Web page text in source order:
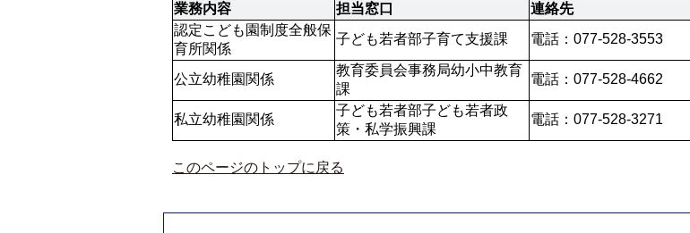
業務内容
担当窓口
連絡先
認定こども園制度全般保
育所関係
子ども若者部子育て支援課 電話：077-528-3553
公立幼稚園関係
教育委員会事務局幼小中教育
課
電話：077-528-4662
私立幼稚園関係
子ども若者部子ども若者政
策・私学振興課
電話：077-528-3271
このページのトップに戻る